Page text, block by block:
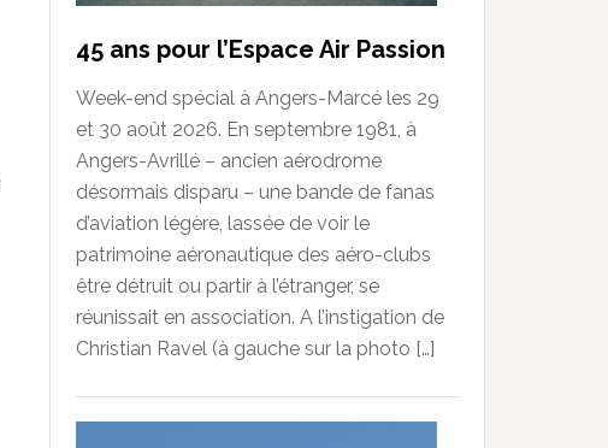
45 ans pour l’Espace Air Passion
Week-end spécial à Angers-Marcé les 29
et 30 août 2026. En septembre 1981, à
Angers-Avrillé – ancien aérodrome
désormais disparu – une bande de fanas
d’aviation légère, lassée de voir le
patrimoine aéronautique des aéro-clubs
être détruit ou partir à l’étranger, se
réunissait en association. A l’instigation de
Christian Ravel (à gauche sur la photo […]